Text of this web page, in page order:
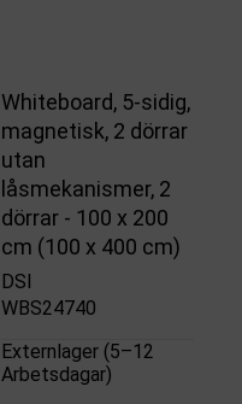
Whiteboard, 5-sidig,
magnetisk, 2 dörrar
utan
låsmekanismer, 2
dörrar - 100 x 200
cm (100 x 400 cm)
DSI
WBS24740
Externlager (5–12
Arbetsdagar)